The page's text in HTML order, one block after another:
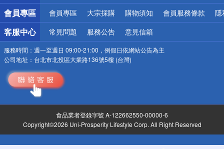
會員專區 會員專區 大宗採購 購物須知 會員服務條款 隱
客服中心 常見問題 服務公告 意見信箱
服務時間： 週一至週日 09:00-21:00，例假日依網站公告為主
公司地址： 台北市北投區大業路136號5樓 (台灣)
食品業者登錄字號 A-122662550-00000-6
Copyright©2026 Uni-Prosperity Lifestyle Corp. All Right Reserved